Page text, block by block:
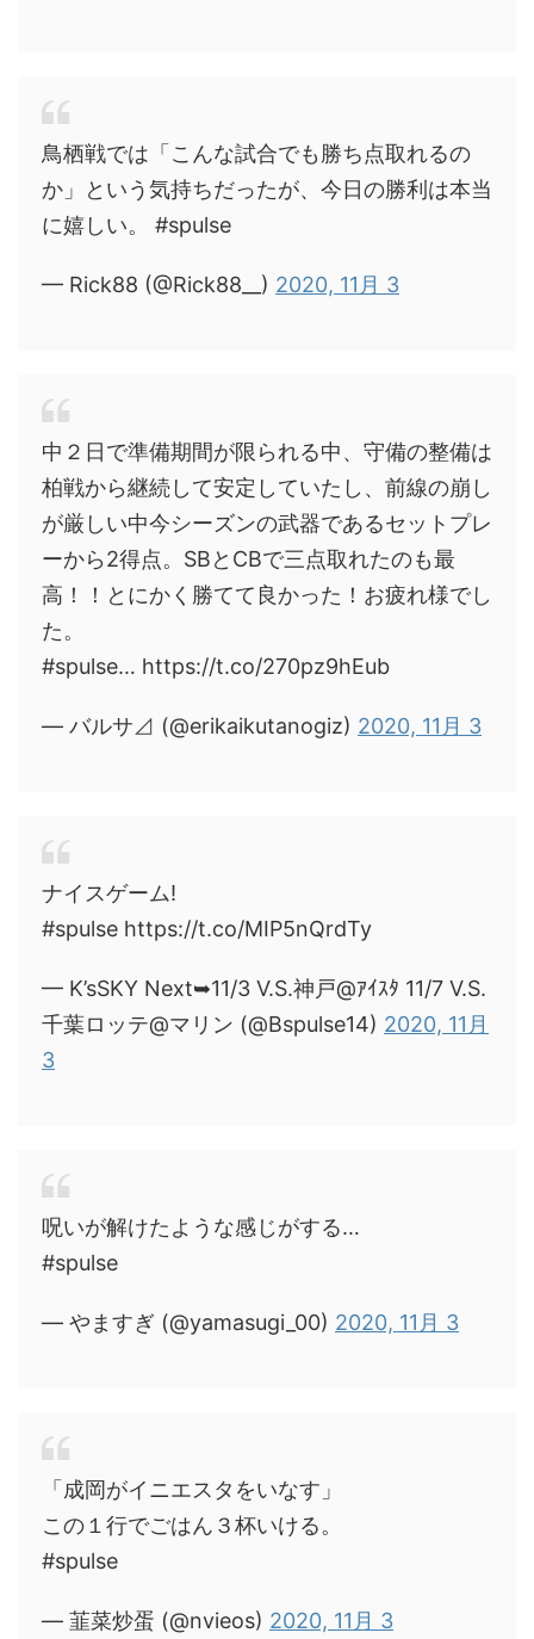
鳥栖戦では「こんな試合でも勝ち点取れるの
か」という気持ちだったが、今日の勝利は本当
に嬉しい。 #spulse
— Rick88 (@Rick88__) 2020, 11月 3
中２日で準備期間が限られる中、守備の整備は
柏戦から継続して安定していたし、前線の崩し
が厳しい中今シーズンの武器であるセットプレ
ーから2得点。SBとCBで三点取れたのも最
高！！とにかく勝てて良かった！お疲れ様でし
た。
#spulse… https://t.co/270pz9hEub
— バルサ⊿ (@erikaikutanogiz) 2020, 11月 3
ナイスゲーム!
#spulse https://t.co/MIP5nQrdTy
— K’sSKY Next➥11/3 V.S.神戸@ｱｲｽﾀ 11/7 V.S.
千葉ロッテ@マリン (@Bspulse14) 2020, 11月
3
呪いが解けたような感じがする…
#spulse
— やますぎ (@yamasugi_00) 2020, 11月 3
「成岡がイニエスタをいなす」
この１行でごはん３杯いける。
#spulse
— 韮菜炒蛋 (@nvieos) 2020, 11月 3